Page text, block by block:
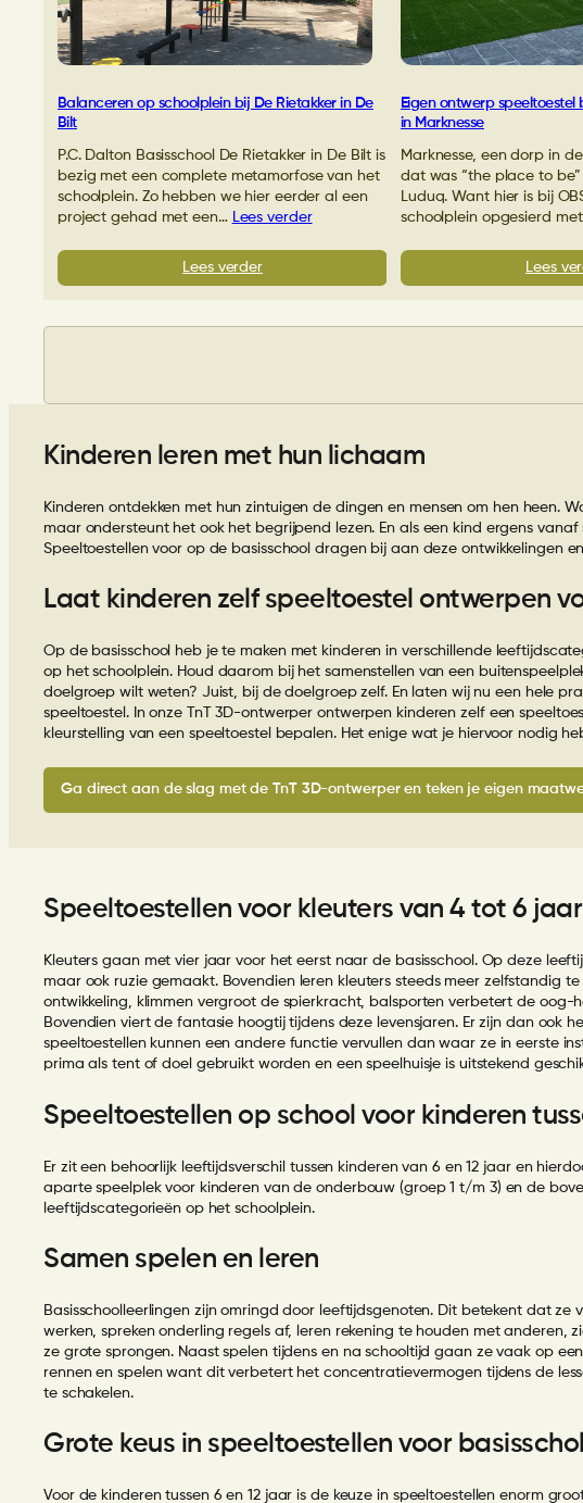
Vullerschool
in
Gorssel
Balanceren op schoolplein bij De Rietakker in De
Bilt
P.C. Dalton Basisschool De Rietakker in De Bilt is
bezig met een complete metamorfose van het
schoolplein. Zo hebben we hier eerder al een
project gehad met een…
Lees verder
Lees verder:
Balanceren
schoolplein
Bilt
Eigen ontwerp speeltoestel
in Marknesse
Marknesse, een dorp in
dat was “the place to
Luduq. Want hier is bij
schoolplein opgesierd
Lees
Kinderen leren met hun lichaam
Kinderen ontdekken met hun zintuigen de dingen en mensen om hen heen.
maar ondersteunt het ook het begrijpend lezen. En als een kind ergens
Speeltoestellen voor op de basisschool dragen bij aan deze ontwikkelingen
Laat kinderen zelf speeltoestel ontwerpen
Op de basisschool heb je te maken met kinderen in verschillende
op het schoolplein. Houd daarom bij het samenstellen van een
doelgroep wilt weten? Juist, bij de doelgroep zelf. En laten wij nu een hele
speeltoestel. In onze TnT 3D-ontwerper ontwerpen kinderen zelf een
kleurstelling van een speeltoestel
bepalen. Het enige wat je hiervoor nodig
Ga direct aan de slag met de TnT 3D-ontwerper en teken je eigen
Speeltoestellen voor kleuters van 4 tot 6 jaar
Kleuters gaan met vier jaar voor het eerst naar de basisschool. Op deze
maar ook ruzie gemaakt. Bovendien leren kleuters steeds meer zelfstandig
ontwikkeling, klimmen vergroot de spierkracht, balsporten verbetert de
Bovendien viert de fantasie hoogtij tijdens deze levensjaren. Er zijn dan ook
speeltoestellen kunnen een andere functie vervullen dan waar ze in eerste
prima als tent of doel gebruikt worden en een speelhuisje is uitstekend
Speeltoestellen op school voor kinderen
Er zit een behoorlijk leeftijdsverschil tussen kinderen van 6 en 12 jaar en
aparte speelplek voor kinderen van de onderbouw (groep 1 t/m 3) en de
leeftijdscategorieën op het schoolplein.
Samen spelen en leren
Basisschoolleerlingen zijn omringd door leeftijdsgenoten. Dit betekent dat
werken, spreken onderling regels af, leren rekening te houden met
ze grote sprongen. Naast spelen tijdens en na schooltijd gaan ze vaak op
rennen en spelen want dit verbetert het concentratievermogen tijdens de
te schakelen.
Grote keus in speeltoestellen voor
Voor de kinderen tussen 6 en 12 jaar is de keuze in speeltoestellen enorm